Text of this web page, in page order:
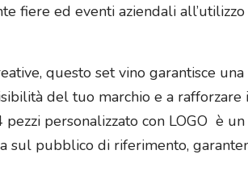
fiere ed eventi aziendali
questo set vino garantisce
del tuo marchio e a
personalizzato con LOGO è
sul pubblico di riferimento,